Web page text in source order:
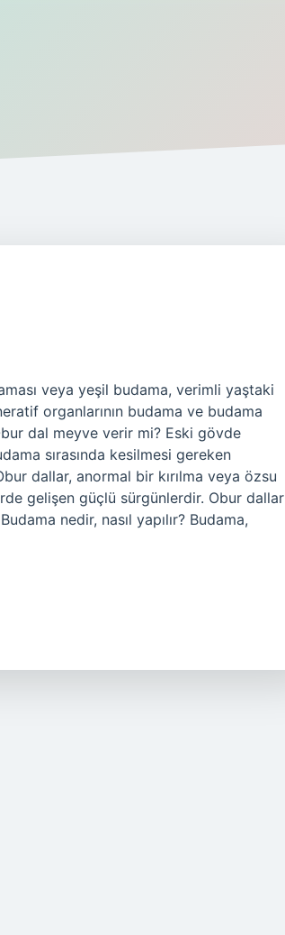
veya yeşil budama, verimli yaştaki
organlarının budama ve budama
dal meyve verir mi? Eski gövde
sırasında kesilmesi gereken
dallar, anormal bir kırılma veya özsu
gelişen güçlü sürgünlerdir. Obur dallar
nedir, nasıl yapılır? Budama,